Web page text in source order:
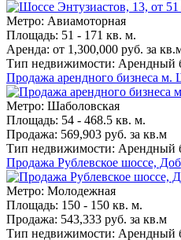
Метро: Авиамоторная
Площадь: 51 - 171 кв. м.
Аренда: от 1,300,000 руб. за
Тип недвижимости: Арендный
Продажа арендного бизнеса м.
Метро: Шаболовская
Площадь: 54 - 468.5 кв. м.
Продажа: 569,903 руб. за кв.м
Тип недвижимости: Арендный
Продажа Рублевское шоссе,
Метро: Молодежная
Площадь: 150 - 150 кв. м.
Продажа: 543,333 руб. за кв.м
Тип недвижимости: Арендный